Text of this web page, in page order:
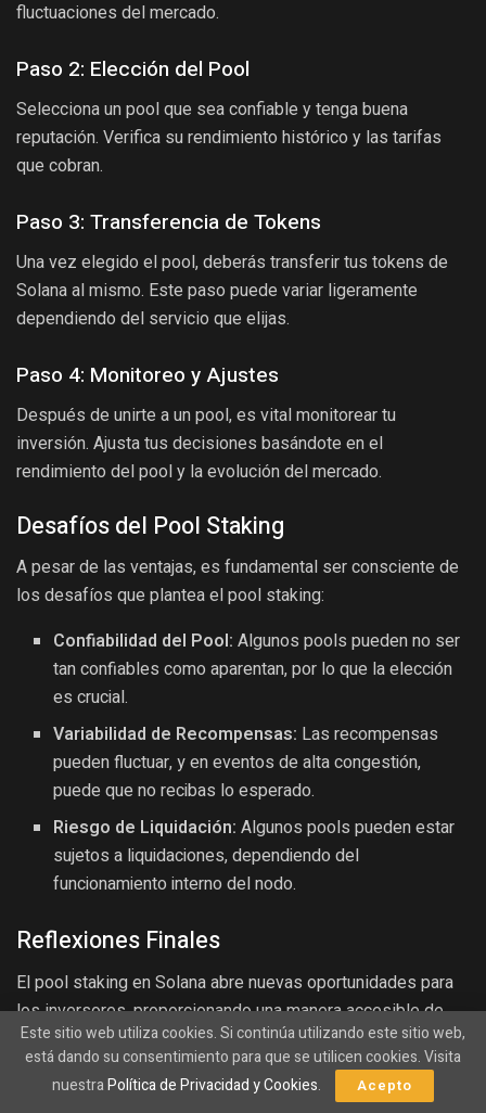
fluctuaciones del mercado.
Paso 2: Elección del Pool
Selecciona un pool que sea confiable y tenga buena
reputación. Verifica su rendimiento histórico y las tarifas
que cobran.
Paso 3: Transferencia de Tokens
Una vez elegido el pool, deberás transferir tus tokens de
Solana al mismo. Este paso puede variar ligeramente
dependiendo del servicio que elijas.
Paso 4: Monitoreo y Ajustes
Después de unirte a un pool, es vital monitorear tu
inversión. Ajusta tus decisiones basándote en el
rendimiento del pool y la evolución del mercado.
Desafíos del Pool Staking
A pesar de las ventajas, es fundamental ser consciente de
los desafíos que plantea el pool staking:
Confiabilidad del Pool: Algunos pools pueden no ser
tan confiables como aparentan, por lo que la elección
es crucial.
Variabilidad de Recompensas: Las recompensas
pueden fluctuar, y en eventos de alta congestión,
puede que no recibas lo esperado.
Riesgo de Liquidación: Algunos pools pueden estar
sujetos a liquidaciones, dependiendo del
funcionamiento interno del nodo.
Reflexiones Finales
El pool staking en Solana abre nuevas oportunidades para
los inversores, proporcionando una manera accesible de
beneficiarse del staking. Sin embargo, como en cualquier
inversión en criptomonedas, es esencial realizar una
investigación exhaustiva y tener claro tu nivel de riesgo.
Este sitio web utiliza cookies. Si continúa utilizando este sitio web,
está dando su consentimiento para que se utilicen cookies. Visita
nuestraPolítica de Privacidad y Cookies. Acepto